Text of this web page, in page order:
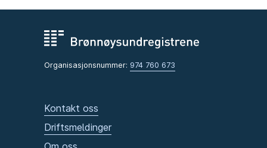
Organisasjonsnummer: 974 760 673
Kontakt oss
Driftsmeldinger